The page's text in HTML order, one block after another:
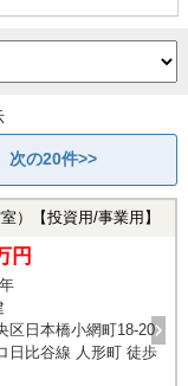
次の20件>>
）【投資用/事業用】
円
区日本橋小網町18-20
日比谷線 人形町 徒歩